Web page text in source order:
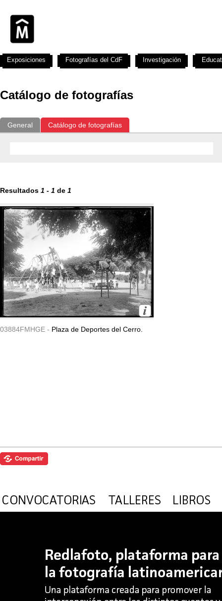
Catálogo de fotografías
General Catálogo de fotografías
Resultados 1 - 1 de 1
03884FMHGE - Plaza de Deportes del Cerro.
Exposiciones Fotografías del CdF Investigación